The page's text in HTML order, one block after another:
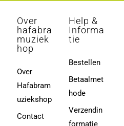
Over
hafabra
muziek
hop
Over
Hafabram
uziekshop
Contact
Help &
Informa
tie
Bestellen
Betaalmet
hode
Verzendin
formatie